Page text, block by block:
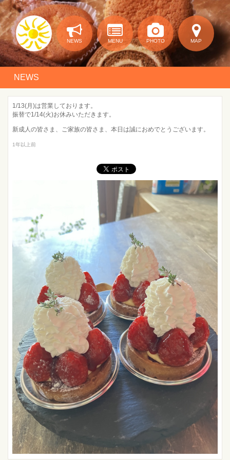
NEWS MENU PHOTO MAP
NEWS
1/13(月)は営業しております。
振替で1/14(火)お休みいただきます。
新成人の皆さま、ご家族の皆さま、本日は誠におめでとうございます。
1年以上前